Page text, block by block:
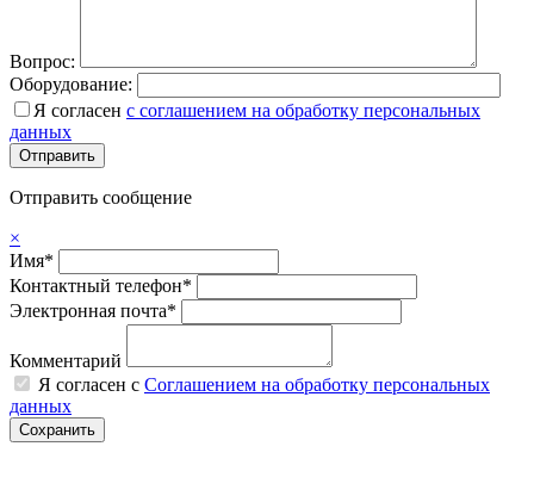
Вопрос:
Оборудование:
Я согласен с соглашением на обработку персональных
данных
Отправить сообщение
×
Имя*
Контактный телефон*
Электронная почта*
Комментарий
Я согласен с Соглашением на обработку персональных
данных